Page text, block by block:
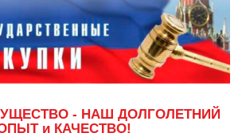
- НАШ ДОЛГОЛЕТНИЙ
и КАЧЕСТВО!